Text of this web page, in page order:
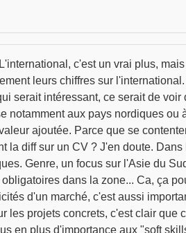
c'est un vrai plus,
leurs chiffres sur
serait intéressant, ce serait de voir
notamment aux pays nordiques ou
ajoutée. Parce que se
la diff sur un CV ? J'en doute. Dans
Genre, un focus sur l'Asie du
dans la zone... Ca, ça
d'un marché, c'est aussi
les projets concrets, c'est clair que
en plus d'importance aux "soft